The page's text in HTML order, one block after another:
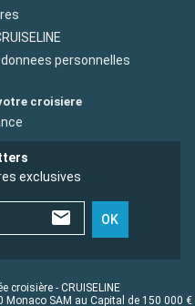
personnelles
croisiere
exclusives
OK
croisière - CRUISELINE
Monaco SAM au Capital de 150 000 €